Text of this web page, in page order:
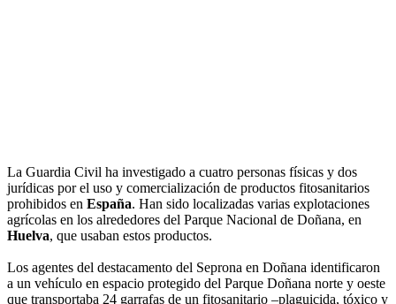
La Guardia Civil ha investigado a cuatro personas físicas y dos
jurídicas por el uso y comercialización de productos fitosanitarios
prohibidos en España. Han sido localizadas varias explotaciones
agrícolas en los alrededores del Parque Nacional de Doñana, en
Huelva, que usaban estos productos.
Los agentes del destacamento del Seprona en Doñana identificaron
a un vehículo en espacio protegido del Parque Doñana norte y oeste
que transportaba 24 garrafas de un fitosanitario –plaguicida, tóxico y